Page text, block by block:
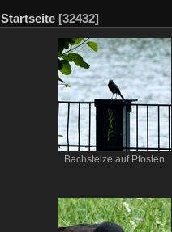
Startseite [32432]
Bachstelze auf Pfosten